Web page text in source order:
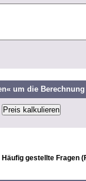
um die
Häufig gestellte Fragen